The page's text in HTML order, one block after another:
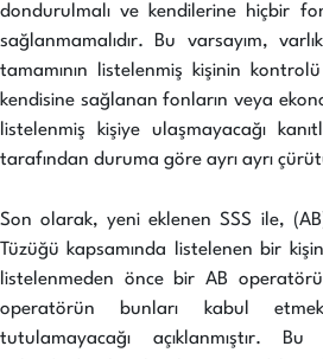
dondurulmalı ve kendilerine hiçbir
sağlanmamalıdır. Bu varsayım,
tamamının listelenmiş kişinin
kendisine sağlanan fonların veya
listelenmiş kişiye ulaşmayacağı
tarafından duruma göre ayrı ayrı
Son olarak, yeni eklenen SSS ile,
Tüzüğü kapsamında listelenen bir
listelenmeden önce bir AB
operatörün bunları kabul
tutulamayacağı açıklanmıştır.